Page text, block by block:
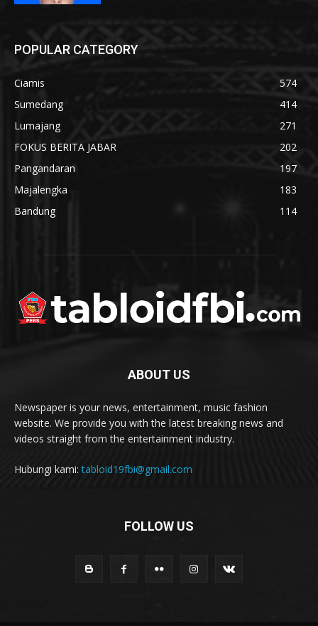
POPULAR CATEGORY
Ciamis
574
Sumedang
414
Lumajang
271
FOKUS BERITA JABAR
202
Pangandaran
197
Majalengka
183
Bandung
114
ABOUT US
Newspaper is your news, entertainment, music fashion
website. We provide you with the latest breaking news and
videos straight from the entertainment industry.
Hubungi kami:tabloid19fbi@gmail.com
FOLLOW US